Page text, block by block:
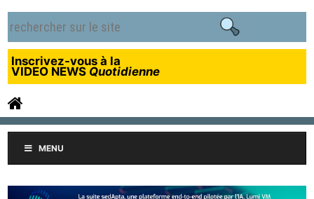
Inscrivez-vous à la
VIDEO NEWS Quotidienne
MENU